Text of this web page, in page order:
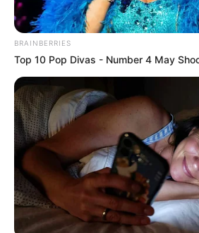
BRAINBERRIES
Top 10 Pop Divas - Number 4 May